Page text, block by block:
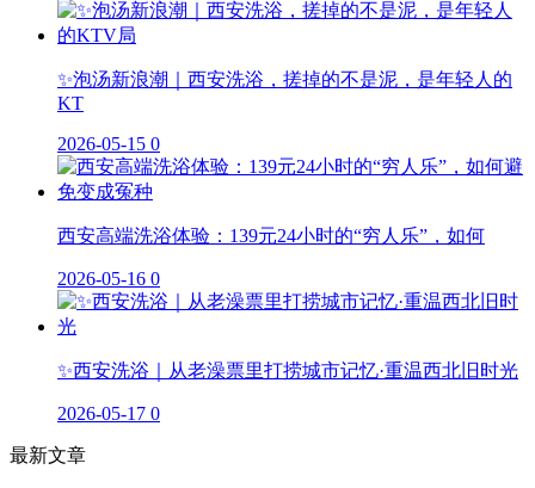
✨泡汤新浪潮｜西安洗浴，搓掉的不是泥，是年轻人的
KT
2026-05-15 0
西安高端洗浴体验：139元24小时的“穷人乐”，如何
2026-05-16 0
✨西安洗浴｜从老澡票里打捞城市记忆·重温西北旧时光
2026-05-17 0
最新文章